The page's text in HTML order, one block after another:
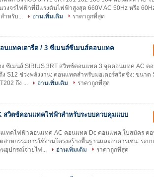
วงจรไฟฟ้าที่มีแรงดันไฟฟ้าสูงสุด 660V AC 50Hz หรือ
ำหรับ...
อ่านเพิ่มเติม
ราคาถูกที่สุด
นแทคเตารีด / 3 ซีเมนส์ซีเมนส์คอนแทค
ซีเมนส์ SIRIUS 3RT สวิทช์คอนแทค 3 จุดคอนแทค AC ค
S12 ช่วงพลังงาน: คอนแทคสำหรับมอเตอร์สวิตชิ่ง: ขนาด
ถึง ...
อ่านเพิ่มเติม
ราคาถูกที่สุด
สวิตช์คอนแทคไฟฟ้าสำหรับระบบควบคุมแบบ
นแทคไฟฟ้าคอนแทค AC คอนแทค Dc คอนแทค ใบสมัคร คอ
าหกรรมการใช้งานโครงสร้างพื้นฐานและอาคารเช่น: ระ
อุปกรณ์จ่ายไฟ...
อ่านเพิ่มเติม
ราคาถูกที่สุด